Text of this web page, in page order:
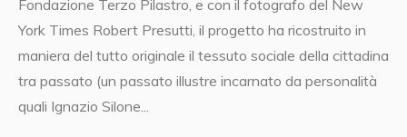
Fondazione Terzo Pilastro, e con il fotografo del New
York Times Robert Presutti, il progetto ha ricostruito in
maniera del tutto originale il tessuto sociale della cittadina
tra passato (un passato illustre incarnato da personalità
quali Ignazio Silone...